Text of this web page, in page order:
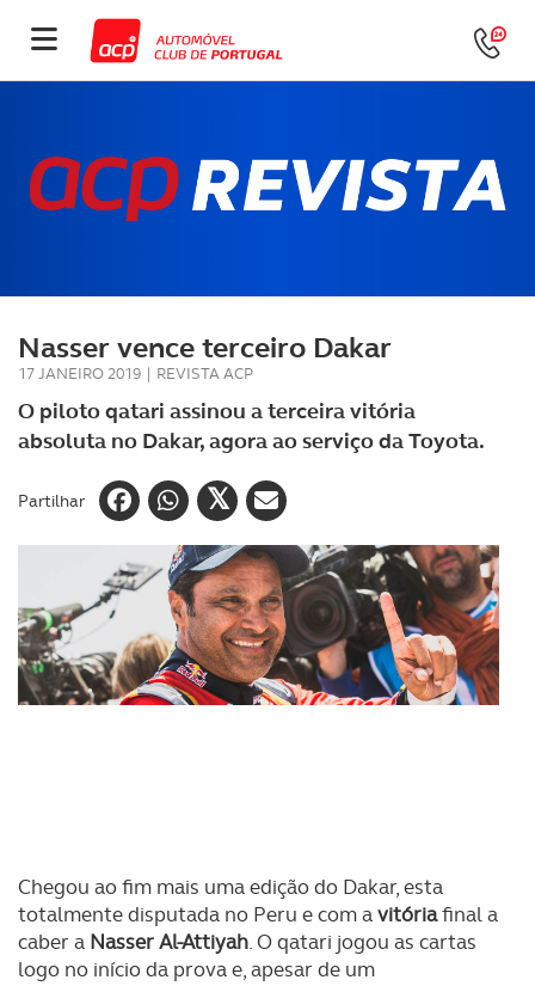
Nasser vence terceiro Dakar
17 JANEIRO 2019 | REVISTA ACP
O piloto qatari assinou a terceira vitória
absoluta no Dakar, agora ao serviço da Toyota.
Partilhar
Chegou ao fim mais uma edição do Dakar, esta
totalmente disputada no Peru e com avitóriafinal a
caber a Nasser Al-Attiyah. O qatari jogou as cartas
logo no início da prova e, apesar de um